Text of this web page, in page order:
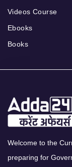
Videos Course
Ebooks
Books
Welcome to the
preparing for